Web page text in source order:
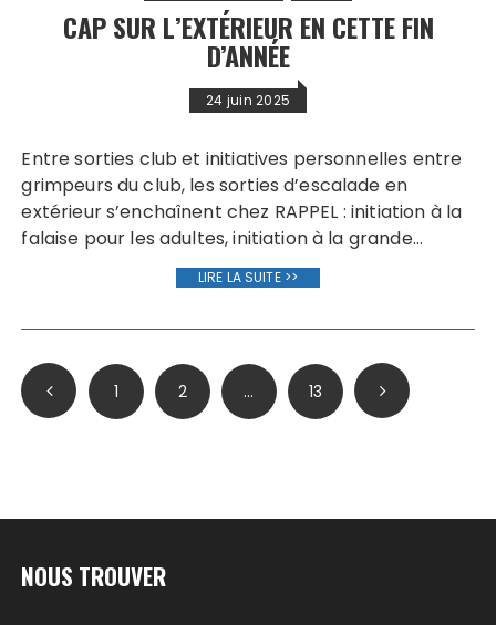
CAP SUR L’EXTÉRIEUR EN CETTE FIN
D’ANNÉE
24 juin 2025
Entre sorties club et initiatives personnelles entre
grimpeurs du club, les sorties d’escalade en
extérieur s’enchaînent chez RAPPEL : initiation à la
falaise pour les adultes, initiation à la grande…
LIRE LA SUITE >>
Pagination
des 1 2 … 13
NOUS TROUVER